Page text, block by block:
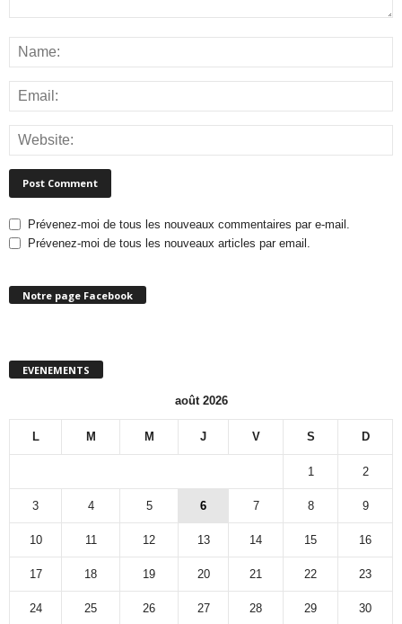
Prévenez-moi de tous les nouveaux commentaires par e-mail.
Prévenez-moi de tous les nouveaux articles par email.
Notre page Facebook
EVENEMENTS
août 2026
L M M J V S D
1 2
3 4 5 6 7 8 9
10 11 12 13 14 15 16
17 18 19 20 21 22 23
24 25 26 27 28 29 30